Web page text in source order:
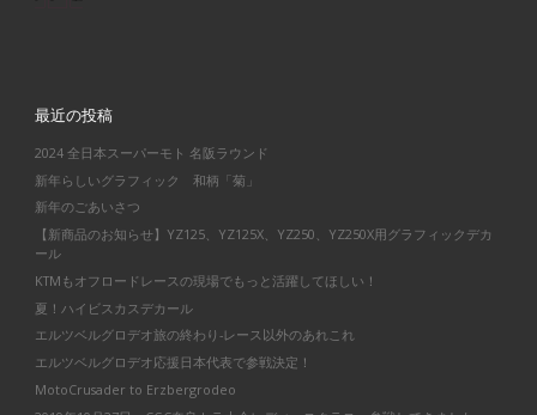
最近の投稿
2024 全日本スーパーモト 名阪ラウンド
新年らしいグラフィック 和柄「菊」
新年のごあいさつ
【新商品のお知らせ】YZ125、YZ125X、YZ250、YZ250X用グラフィックデカ
ール
KTMもオフロードレースの現場でもっと活躍してほしい！
夏！ハイビスカスデカール
エルツベルグロデオ旅の終わり-レース以外のあれこれ
エルツベルグロデオ応援日本代表で参戦決定！
MotoCrusader to Erzbergrodeo